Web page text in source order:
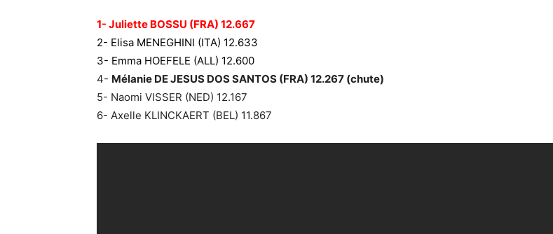
1- Juliette BOSSU (FRA) 12.667
2- Elisa MENEGHINI (ITA) 12.633
3- Emma HOEFELE (ALL) 12.600
4- Mélanie DE JESUS DOS SANTOS (FRA) 12.267 (chute)
5- Naomi VISSER (NED) 12.167
6- Axelle KLINCKAERT (BEL) 11.867